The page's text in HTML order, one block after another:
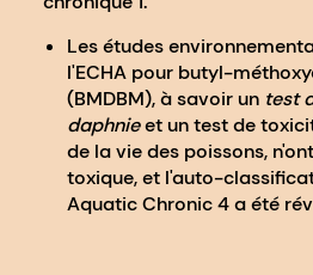
Les études
l'ECHA pour butyl-
(BMDBM), à savoir un test
daphnieet un test de
de la vie des poissons,
toxique, et l'auto-
Aquatic Chronic 4 a été